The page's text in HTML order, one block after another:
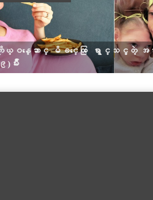
ယ္ဝန္ေဆာင္ မိခင္ေတြ ေရွာင္သင့္တဲ့ အစာ
)မ်ိဳး